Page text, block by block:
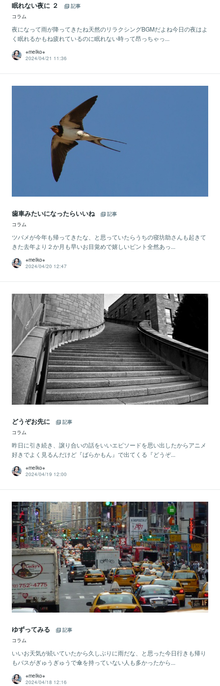
眠れない夜に ２
記事
コラム
夜になって雨が降ってきたね天然のリラクシングBGMだよね今日の夜はよ
く眠れるかもね疲れているのに眠れない時って昂っちゃっ...
※meIko※
2024/04/21 11:36
歯車みたいになったらいいね
記事
コラム
ツバメが今年も帰ってきたな、と思っていたらうちの寝坊助さんも起きて
きた去年より２か月も早いお目覚めで嬉しいピント全然あっ...
※meIko※
2024/04/20 12:47
どうぞお先に
記事
コラム
昨日に引き続き、譲り合いの話をいいエピソードを思い出したからアニメ
好きでよく見るんだけど『ばらかもん』で出てくる『どうぞ...
※meIko※
2024/04/19 12:00
ゆずってみる
記事
コラム
いいお天気が続いていたから久しぶりに雨だな、と思った今日行きも帰り
もバスがぎゅうぎゅうで傘を持っていない人も多かったから...
※meIko※
2024/04/18 12:16